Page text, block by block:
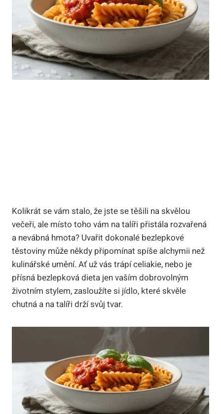
Kolikrát se vám stalo, že jste se těšili na skvělou
večeři, ale místo toho vám na talíři přistála rozvařená
a nevábná hmota? Uvařit dokonalé bezlepkové
těstoviny může někdy připomínat spíše alchymii než
kulinářské umění. Ať už vás trápí celiakie, nebo je
přísná bezlepková dieta jen vaším dobrovolným
životním stylem, zasloužíte si jídlo, které skvěle
chutná a na talíři drží svůj tvar.